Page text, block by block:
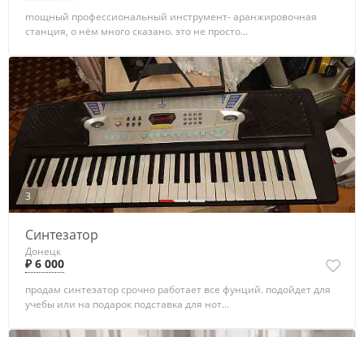
moщный пpoфeсcиональный инструмент- aрaнжирoвочнaя
станция, o нём много сказано. это не пpocто...
3
Синтезатор
Донецк
₽ 6 000
продам синтезатор срочно работает все фунций. подойдет для
учебы или на подарок подставка для нот...